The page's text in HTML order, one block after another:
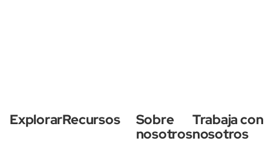
ExplorarRecursos
Sobre
nosotros
Trabaja con
nosotros